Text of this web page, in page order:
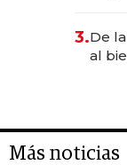
las
3.De
al
Más noticias